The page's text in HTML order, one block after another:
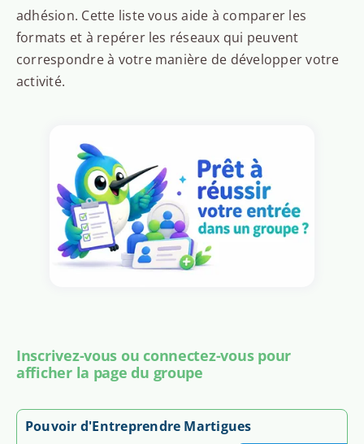
adhésion. Cette liste vous aide à comparer les
formats et à repérer les réseaux qui peuvent
correspondre à votre manière de développer votre
activité.
Inscrivez-vous ou connectez-vous pour
afficher la page du groupe
Pouvoir d'Entreprendre Martigues